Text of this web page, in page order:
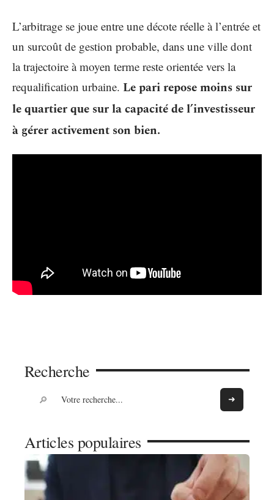
L’arbitrage se joue entre une décote réelle à l’entrée et
un surcoût de gestion probable, dans une ville dont
la trajectoire à moyen terme reste orientée vers la
requalification urbaine. Le pari repose moins sur
le quartier que sur la capacité de l’investisseur
à gérer activement son bien.
Recherche
Articles populaires